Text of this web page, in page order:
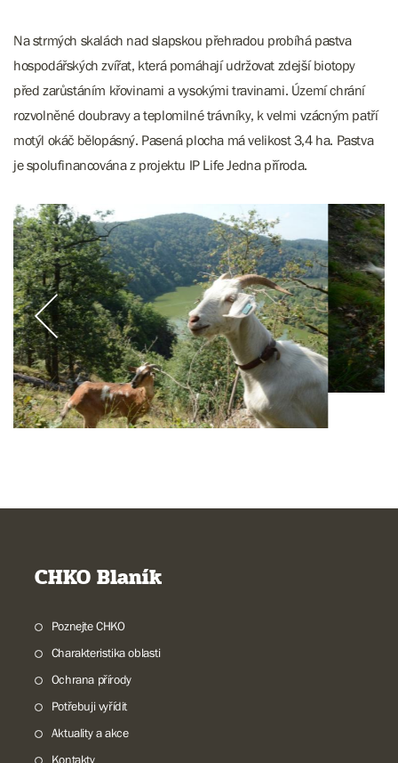
Na strmých skalách nad slapskou přehradou probíhá pastva
hospodářských zvířat, která pomáhají udržovat zdejší biotopy
před zarůstáním křovinami a vysokými travinami. Území chrání
rozvolněné doubravy a teplomilné trávníky, k velmi vzácným patří
motýl okáč bělopásný. Pasená plocha má velikost 3,4 ha. Pastva
je spolufinancována z projektu IP Life Jedna příroda.
CHKO Blaník
Poznejte CHKO
Charakteristika oblasti
Ochrana přírody
Potřebuji vyřídit
Aktuality a akce
Kontakty